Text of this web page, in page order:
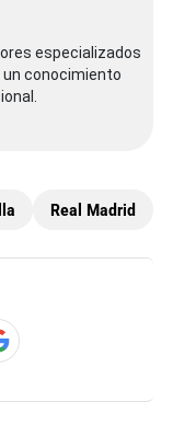
especializados
conocimiento
Real Madrid